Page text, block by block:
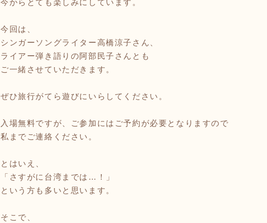
今からとても楽しみにしています。
今回は、
シンガーソングライター高橋涼子さん、
ライアー弾き語りの阿部民子さんとも
ご一緒させていただきます。
ぜひ旅行がてら遊びにいらしてください。
入場無料ですが、ご参加にはご予約が必要となりますので
私までご連絡ください。
とはいえ、
「さすがに台湾までは…！」
という方も多いと思います。
そこで、